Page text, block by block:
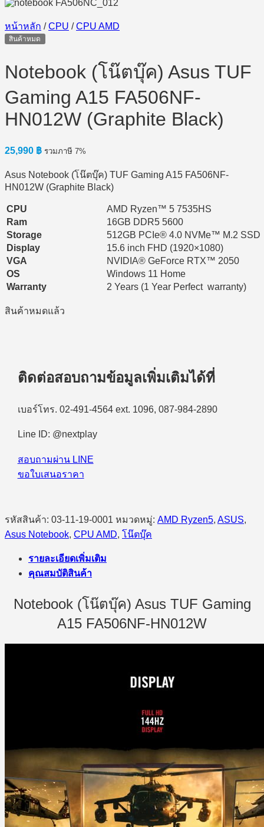
หน้าหลัก / CPU / CPU AMD
สินค้าหมด
Notebook (โน๊ตบุ๊ค) Asus TUF
Gaming A15 FA506NF-
HN012W (Graphite Black)
25,990 ฿ รวมภาษี 7%
Asus Notebook (โน๊ตบุ๊ค) TUF Gaming A15 FA506NF-
HN012W (Graphite Black)
CPU
AMD Ryzen™ 5 7535HS
Ram
16GB DDR5 5600
Storage
512GB PCIe® 4.0 NVMe™ M.2 SSD
Display
15.6 inch FHD (1920×1080)
VGA
NVIDIA® GeForce RTX™ 2050
OS
Windows 11 Home
Warranty
2 Years (1 Year Perfect warranty)
สินค้าหมดแล้ว
ติดต่อสอบถามข้อมูลเพิ่มเติมได้ที่
เบอร์โทร. 02-491-4564 ext. 1096, 087-984-2890
Line ID: @nextplay
สอบถามผ่าน LINE
ขอใบเสนอราคา
รหัสสินค้า: 03-11-19-0001 หมวดหมู่: AMD Ryzen5, ASUS,
Asus Notebook, CPU AMD, โน๊ตบุ๊ค
รายละเอียดเพิ่มเติม
คุณสมบัติสินค้า
Notebook (โน๊ตบุ๊ค) Asus TUF Gaming
A15 FA506NF-HN012W